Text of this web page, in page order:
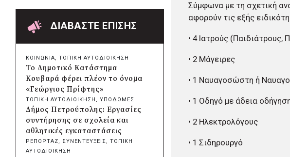
Σύμφωνα με τη σχετική
αφορούν τις εξής
• 4 Ιατρούς (Παιδιάτρους,
• 2 Μάγειρες
• 1 Ναυαγοσώστη ή
• 1 Οδηγό με άδεια
• 2 Ηλεκτρολόγους
• 1 Σιδηρουργό
το εκκλησάκι της
Μεταμόρφωσης του Σωτήρος
πριν από 2 μέρες
Περιφέρεια Αττικής: Έξι
ψηφιακή μετάβαση των
επιχειρήσεων
πριν από 2 μέρες
Δήμος Σαρωνικού και
ΑΡΧΕΛΩΝ ενημερώνουν τους
λουόμενους για τη συνύπαρξη
με τις θαλάσσιες χελώνες
πριν από 2 μέρες
Δήμος Κυθήρων: Απαγόρευση
ΔΙΑΒΑΣΤΕ ΕΠΙΣΗΣ
ΚΟΙΝΩΝΙΑ, ΤΟΠΙΚΗ ΑΥΤΟΔΙΟΙΚΗΣΗ
Το Δημοτικό Κατάστημα
Κουβαρά φέρει πλέον το όνομα
«Γεώργιος Πρίφτης»
ΤΟΠΙΚΗ ΑΥΤΟΔΙΟΙΚΗΣΗ , ΥΠΟΔΟΜΕΣ
Δήμος Πετρούπολης: Εργασίες
συντήρησης σε σχολεία και
αθλητικές εγκαταστάσεις
ΡΕΠΟΡΤΑΖ, ΣΥΝΕΝΤΕΥΞΕΙΣ, ΤΟΠΙΚΗ
ΑΥΤΟΔΙΟΙΚΗΣΗ